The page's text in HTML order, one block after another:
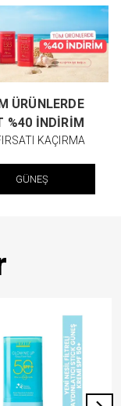
ÜRÜNLERDE
%40 İNDİRİM
KAÇIRMA
GÜNEŞ